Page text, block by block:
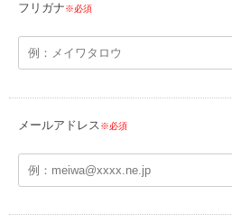
フリガナ※必須
メールアドレス ※必須